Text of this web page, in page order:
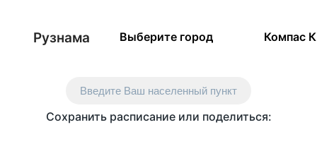
Рузнама Выберите город Компас
Введите Ваш населенный пункт
Сохранить расписание или поделиться: